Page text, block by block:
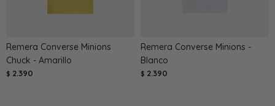
Remera Converse Minions
Chuck - Amarillo
$ 2.390
Remera Converse Minions -
Blanco
$ 2.390